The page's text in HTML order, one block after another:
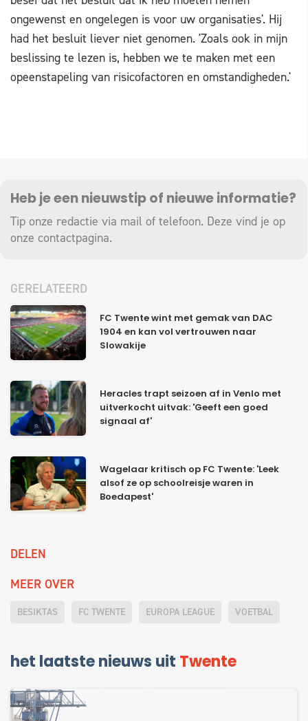
ongewenst en ongelegen is voor uw organisaties'. Hij
had het besluit liever niet genomen. 'Zoals ook in mijn
beslissing te lezen is, hebben we te maken met een
opeenstapeling van risicofactoren en omstandigheden.'
Heb je een nieuwstip of nieuwe informatie?
Tip onze redactie via mail of telefoon. Deze vind je op
onze contactpagina.
GERELATEERD
FC Twente wint met gemak van DAC
1904 en kan vol vertrouwen naar
Slowakije
Heracles trapt seizoen af in Venlo met
uitverkocht uitvak: 'Geeft een goed
signaal af'
Wagelaar kritisch op FC Twente: 'Leek
alsof ze op schoolreisje waren in
Boedapest'
DELEN
MEER OVER
BESIKTAS FC TWENTE EUROPA LEAGUE VOETBAL
het laatste nieuws uit Twente